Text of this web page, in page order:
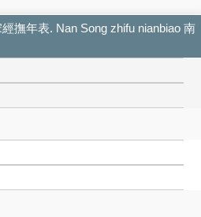
撫年表. Nan Song zhifu nianbiao 南